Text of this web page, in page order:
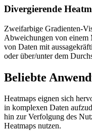
Divergierende
Zweifarbige Gradienten-
Abweichungen von
von Daten mit
oder über/unter dem
Beliebte
Heatmaps eignen sich
in komplexen Daten
hin zur Verfolgung des
Heatmaps nutzen.